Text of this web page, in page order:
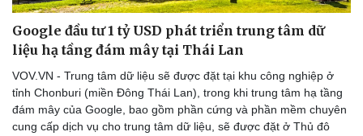
Google đầu tư 1 tỷ USD phát triển trung tâm dữ
liệu hạ tầng đám mây tại Thái Lan
VOV.VN - Trung tâm dữ liệu sẽ được đặt tại khu công nghiệp ở
tỉnh Chonburi (miền Đông Thái Lan), trong khi trung tâm hạ tầng
đám mây của Google, bao gồm phần cứng và phần mềm chuyên
cung cấp dịch vụ cho trung tâm dữ liệu, sẽ được đặt ở Thủ đô